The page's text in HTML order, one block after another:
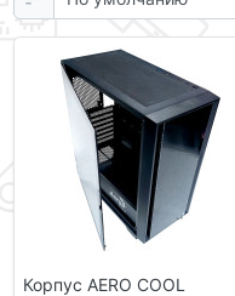
Корпус AERO COOL